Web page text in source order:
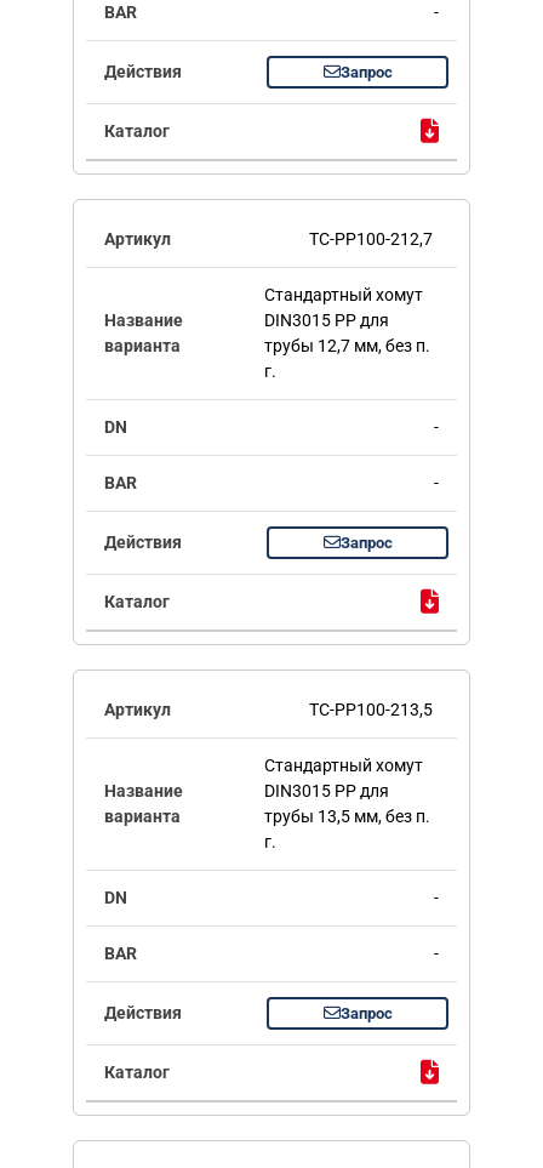
-
Запрос
TC-PP100-212,7
Стандартный хомут
DIN3015 PP для
трубы 12,7 мм, без п.
г.
-
-
Запрос
TC-PP100-213,5
Стандартный хомут
DIN3015 PP для
трубы 13,5 мм, без п.
г.
-
-
Запрос